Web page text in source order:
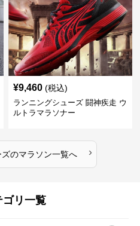
¥9,460 (税込)
ランニングシューズ 闘神疾走 ウ
ルトラマラソナー
ズのマラソン一覧へ ›
ゴリ一覧